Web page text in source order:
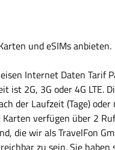
und eSIMs anbieten.
Internet Daten Tarif
2G, 3G oder 4G LTE.
der Laufzeit (Tage)
verfügen über 2
die wir als TravelFon
zu sein. Sie